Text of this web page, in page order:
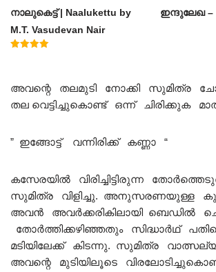
നാലുകെട്ട് | Naalukettu by
M.T. Vasudevan Nair
ഇന്ദുലേഖ –
അവന്റെ തലമുടി നോക്കി സുമിത്ര
തല വെട്ടിച്ചുകൊണ്ട് ഒന്ന് ചിരിക്കുക
” ഇങ്ങോട്ട് വന്നിരിക്ക് കണ്ണാ “
കസേരയിൽ വിരിച്ചിട്ടിരുന്ന
സുമിത്ര വിളിച്ചു. അനുസരണയുള്ള
അവൻ അവർക്കരികിലായി ബെഡിൽ
തോർത്തിക്കഴിഞ്ഞതും സിദ്ധാർഥ്
മടിയിലേക്ക് കിടന്നു. സുമിത്ര
അവന്റെ മുടിയിലൂടെ